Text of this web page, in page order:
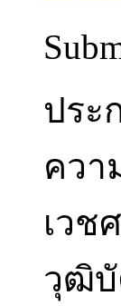
ประ
ควา
เวช
วุฒิบั